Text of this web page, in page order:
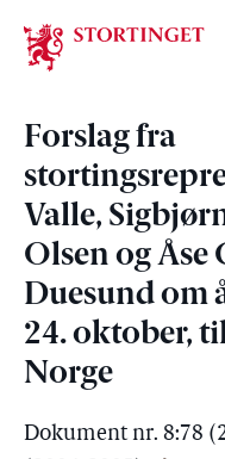
Stortinget.no
Forslag fra
Valle,
Olsen og Åse
Duesund om
24. oktober,
Norge
Dokument nr. 8:78